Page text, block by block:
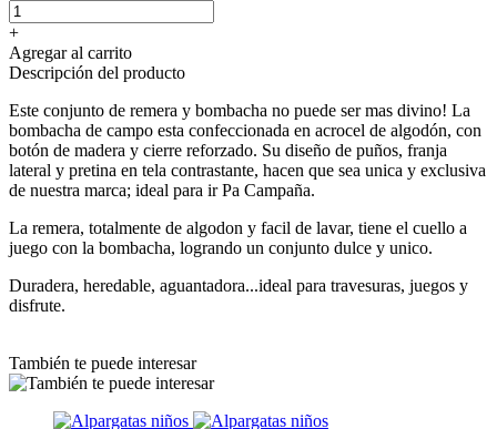
+
Agregar al carrito
Descripción del producto
Este conjunto de remera y bombacha no puede ser mas divino! La
bombacha de campo esta confeccionada en acrocel de algodón, con
botón de madera y cierre reforzado. Su diseño de puños, franja
lateral y pretina en tela contrastante, hacen que sea unica y exclusiva
de nuestra marca; ideal para ir Pa Campaña.
La remera, totalmente de algodon y facil de lavar, tiene el cuello a
juego con la bombacha, logrando un conjunto dulce y unico.
Duradera, heredable, aguantadora...ideal para travesuras, juegos y
disfrute.
También te puede interesar